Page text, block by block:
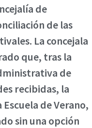
de
de las
La concejala
que, tras la
de
recibidas, la
de Verano,
sin una opción